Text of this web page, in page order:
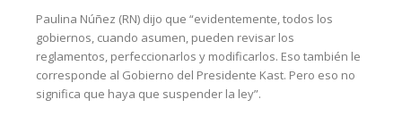
Paulina Núñez (RN) dijo que “evidentemente, todos los
gobiernos, cuando asumen, pueden revisar los
reglamentos, perfeccionarlos y modificarlos. Eso también le
corresponde al Gobierno del Presidente Kast. Pero eso no
significa que haya que suspender la ley”.